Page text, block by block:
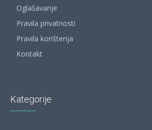
Oglašavanje
Pravila privatnosti
Pravila korištenja
Kontakt
Kategorije